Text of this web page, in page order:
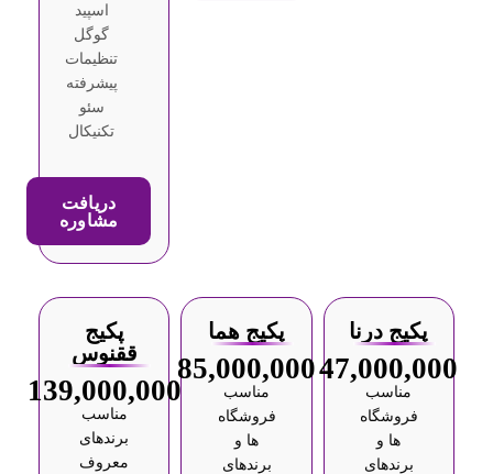
اسپید
گوگل
تنظیمات
پیشرفته
سئو
تکنیکال
دریافت
مشاوره
پکیج درنا
47,000,000
مناسب
فروشگاه
ها و
برندهای
پکیج هما
85,000,000
مناسب
فروشگاه
ها و
برندهای
پکیج
ققنوس
139,000,000
مناسب
برندهای
معروف